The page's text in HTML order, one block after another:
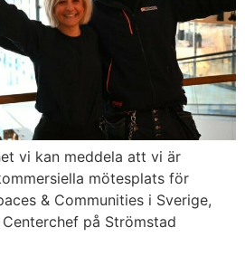
vi kan meddela att vi är
mötesplats för
& Communities i Sverige,
på Strömstad